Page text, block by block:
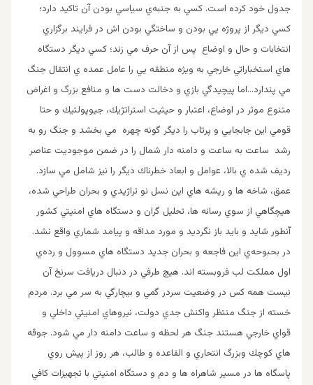
جدول خود كرده است. كسي به جنبه‌ي سياسي بودن آن تاكيد دارد؛
كسي ديگر از پروژه يي بودن و ساختگي بودن اش در فرايند برگزاري
انتخابات و حال و اوضاع پس از آن حرف مي زند؛ كسي ديگر دستگاه
هاي استخباراتي خارجي به ويژه منطقه يي را عامل عمده ي انتقال جنگ
مي پندارد…اما پيچيدگي بازي و دخالت دست ها و منافع بزرگ و اغراض
متنوع موثر در اوضاع، اعتبار و حيثيت استراتژيك، جيوپولتيك و حتا
قومي اين جابجايي و پرتاب را ديگر گونه چهره مي بخشد و جنگ رو به
رشد ساعت به ساعت و دامنه دار شمال را در ضمن موجوديت عناصر
رديف شده ي بالا، عوامل و ابعاد خطرناك ديگر را نيز شامل مي سازد.
عمق، شاخه ها و ريشه هاي اين نسل نو تراژيدي و بحران طراحي شده،
هيچگاهي از سوي رسانه ها، تحليل گران و دستگاه هاي امنيتي كشور
آنطور شايد و بايد باز نگرديد و مورد مداقه و پيامد شماري واقع نشد.
در بحبوحه‌ي اين فاجعه و بحران جديد دستگاه هاي مسوول و رده‌ي
اول مملكت لب فروبسته اند. هيچ طرفي در دنبال دريافت سرنخ آن
نيست همه كس در وضعيت سردر گمي و بيچارگي به سر مي برد. مردم
خسته از جنگ منتظر واكنش جدي دولت، نيروهاي امنيتي داخلي و
قواي خارجي هستند جنگ هر لحظه و ساعت دامنه دار مي شود. جوقه
هاي كوچك وبزرگ انتحاري و القاعده و طالب، هر روز از پيش روي
پاسگاه ها در مسير شاهراه ها و دم و دستگاه امنيتي با تجهيزات كافي